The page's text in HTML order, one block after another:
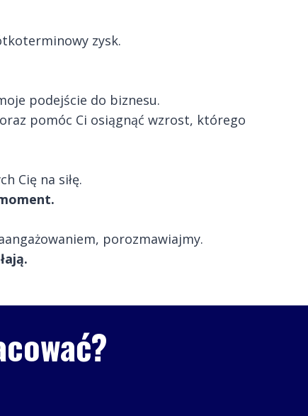
zysk.
podejście do biznesu.
pomóc Ci osiągnąć wzrost, którego
Cię na siłę.
porozmawiajmy.